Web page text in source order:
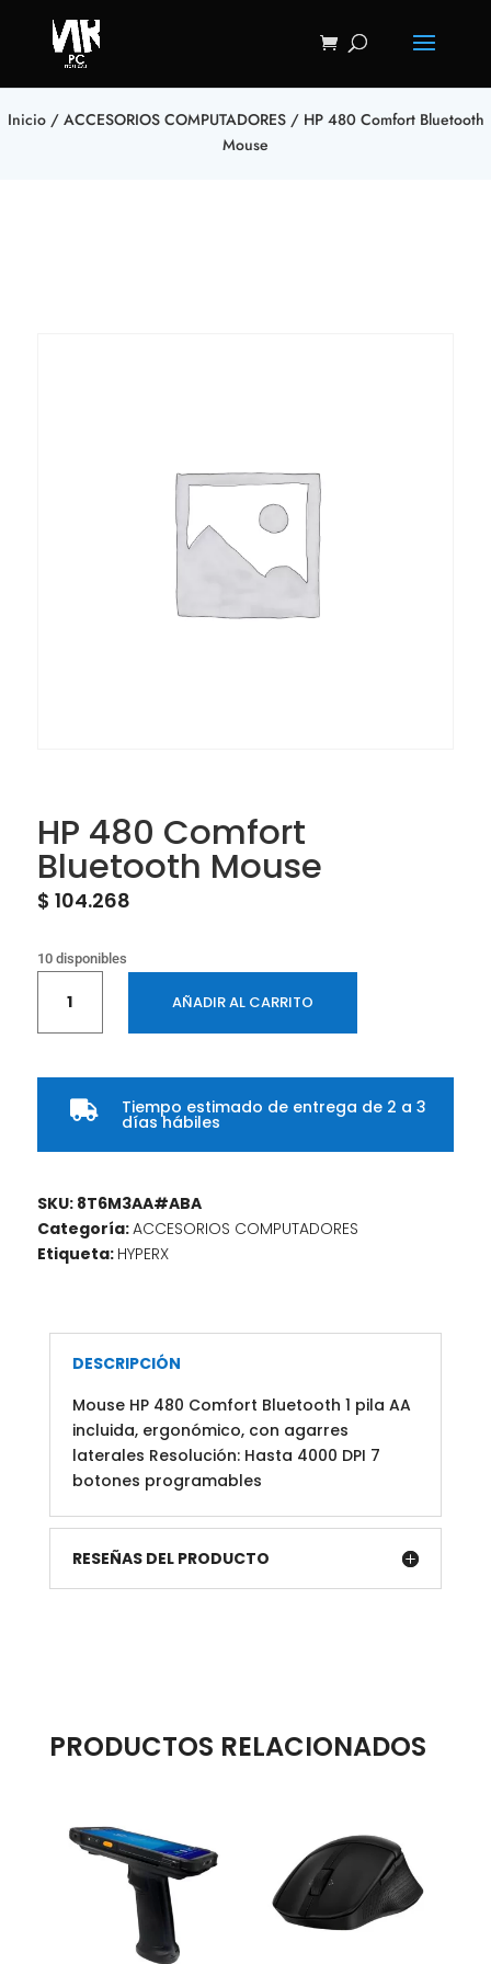
Inicio/ ACCESORIOS COMPUTADORES/ HP 480 Comfort Bluetooth
Mouse
HP 480 Comfort
Bluetooth Mouse
$ 104.268
10 disponibles
Comfort
Mouse
cantidad
AÑADIR AL CARRITO
 Tiempo estimado de entrega de 2 a 3
días hábiles
SKU: 8T6M3AA#ABA
Categoría:ACCESORIOS COMPUTADORES
Etiqueta: HYPERX
DESCRIPCIÓN
Mouse HP 480 Comfort Bluetooth 1 pila AA
incluida, ergonómico, con agarres
laterales Resolución: Hasta 4000 DPI 7
botones programables
RESEÑAS DEL PRODUCTO
PRODUCTOS RELACIONADOS